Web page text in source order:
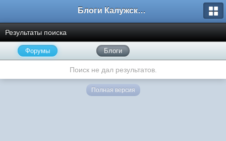
Блоги Калужского перекрестка
Результаты поиска
Форумы Блоги
Поиск не дал результатов.
Полная версия